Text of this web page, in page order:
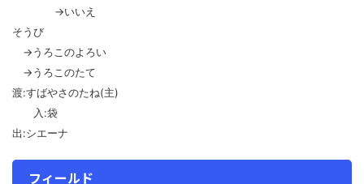
→いいえ
そうび
→うろこのよろい
→うろこのたて
渡:すばやさのたね(主)
入:袋
出:シエーナ
フィールド